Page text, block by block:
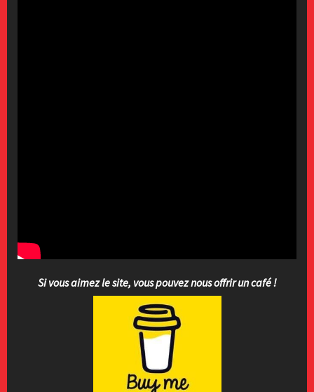
Si vous aimez le site, vous pouvez nous offrir un café !